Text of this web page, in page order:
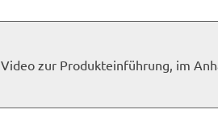
Video zur Produkteinführung, im